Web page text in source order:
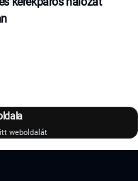
weboldalát